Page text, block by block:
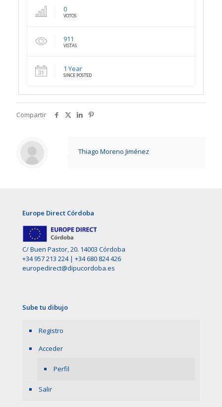
0
VOTOS
911
VISTAS
1 Year
SINCE POSTED
Compartir
Thiago Moreno Jiménez
Europe Direct Córdoba
C/ Buen Pastor, 20. 14003 Córdoba
+34 957 213 224| +34 680 824 426
europedirect@dipucordoba.es
Sube tu dibujo
Registro
Acceder
Perfil
Salir